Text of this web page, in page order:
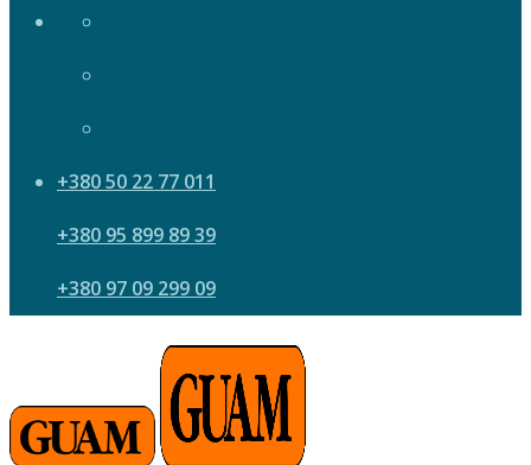
+380 50 22 77 011
+380 95 899 89 39
+380 97 09 299 09